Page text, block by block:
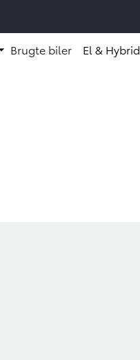
Fold undermenu ud
Brugte biler El & Hybrid